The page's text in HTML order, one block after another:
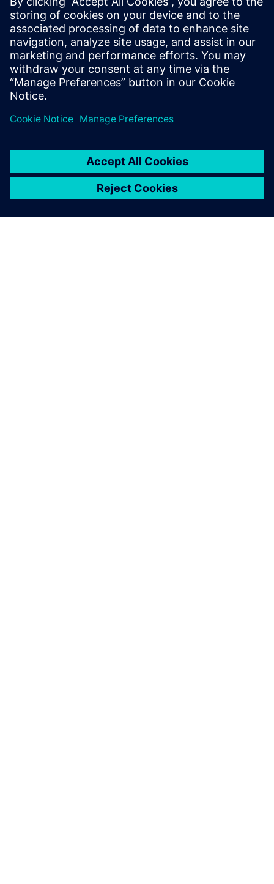
pogledajte naše nadolazeće događaje i još mnogo toga na
blogu Designcenter.
Želite započeti raspravu, pridružiti se razgovoru ili vam je
potrebna pomoć? Pogledajte forum zajednice Designcenter!
Istražite postove na blogu